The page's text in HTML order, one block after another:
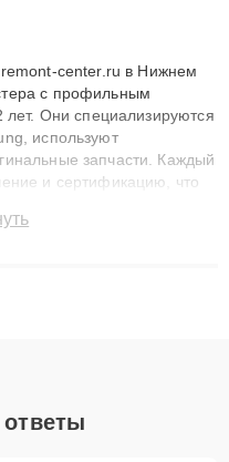
center.ru в Нижнем
с профильным
Они специализируются
используют
запчасти. Каждый
и сертификацию, что
гарантии до 3 лет.